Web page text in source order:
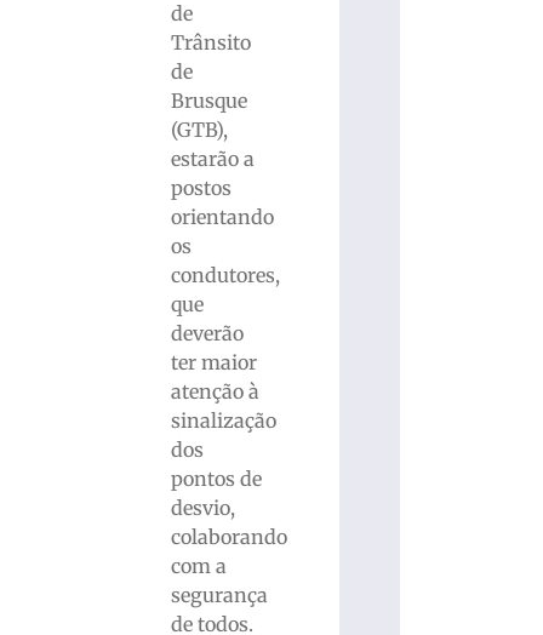
de
Trânsito
de
Brusque
(GTB),
estarão a
postos
orientando
os
condutores,
que
deverão
ter maior
atenção à
sinalização
dos
pontos de
desvio,
colaborando
com a
segurança
de todos.